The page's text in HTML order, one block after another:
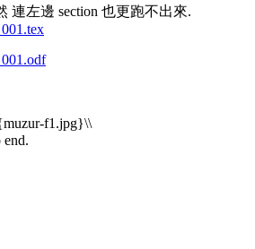
連左邊 section 也更跑不出來.
f1.jpg}\\